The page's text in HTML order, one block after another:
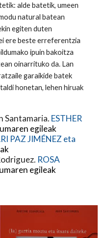
alde batetik, umeen
natural batean
egiten duten
ere beste erreferentzia
ipuin bakoitza
oinarrituko da. Lan
garaikide batek
honetan, lehen hiruak
Santamaria. ESTHER
egileak
PAZ JIMÉNEZ eta
ROSA
egileak